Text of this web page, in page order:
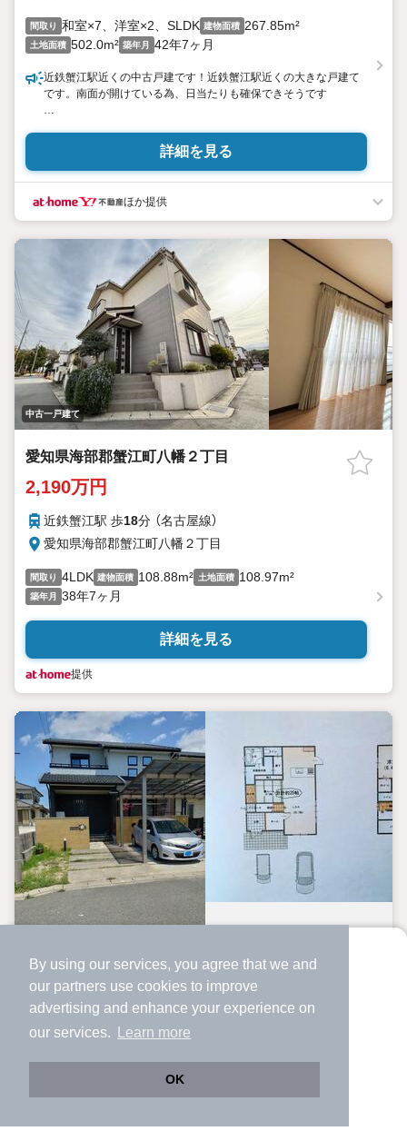
By using our services, you agree that we and
our partners use cookies to improve
advertising and enhance your experience on
our services.
Learn more
OK
より使いやすくなった
アプリで物件探ししませんか？
サクサク動く地図で物件検索
間取り 和室×7、洋室×2、SLDK 建物面積 267.85m²
土地面積 502.0m² 築年月 42年7ヶ月
近鉄蟹江駅近くの中古戸建です！近鉄蟹江駅近くの大きな戸建て
です。南面が開けている為、日当たりも確保できそうです
ご質問・ご内覧希望・ご相談等、お気軽にお問い合わせください♪
上記時間はお電話が繋がりやすくなっております！
◎定休日
蟹江本店:ほぼ年中無休（年末年始・GW・お盆はお休み）
名古屋支店:水曜定休
＼ぜひ不動産SOSへご相談ください/
★賃貸・売買どちらもおまかせ★
初めて借りる方、貸したい方、マイホームを検討されている方、
事業用の土地・建物をお探しの方…
それぞれのご希望に寄り添い、ご提案します！
★女性営業スタッフ多数在籍★
1人暮らしを始める女性、内覧は同性のスタッフが良いという方も
安心♪
セキュリティや暮らしの動線など、お気軽にご相談ください♪
詳細を見る
ほか提供
中古一戸建て
愛知県海部郡蟹江町八幡２丁目
2,190万円
近鉄蟹江駅 歩18分 （名古屋線）
愛知県海部郡蟹江町八幡２丁目
間取り 4LDK 建物面積 108.88m² 土地面積 108.97m²
築年月 38年7ヶ月
詳細を見る
提供
愛知県名古屋市港区新茶屋５丁目
2,490万円
愛知県名古屋市港区新茶屋５丁目